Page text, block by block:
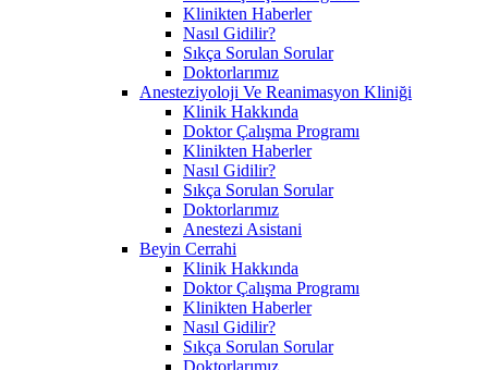
Klinikten Haberler
Nasıl Gidilir?
Sıkça Sorulan Sorular
Doktorlarımız
Anesteziyoloji Ve Reanimasyon Kliniği
Klinik Hakkında
Doktor Çalışma Programı
Klinikten Haberler
Nasıl Gidilir?
Sıkça Sorulan Sorular
Doktorlarımız
Anestezi Asistani
Beyin Cerrahi
Klinik Hakkında
Doktor Çalışma Programı
Klinikten Haberler
Nasıl Gidilir?
Sıkça Sorulan Sorular
Doktorlarımız